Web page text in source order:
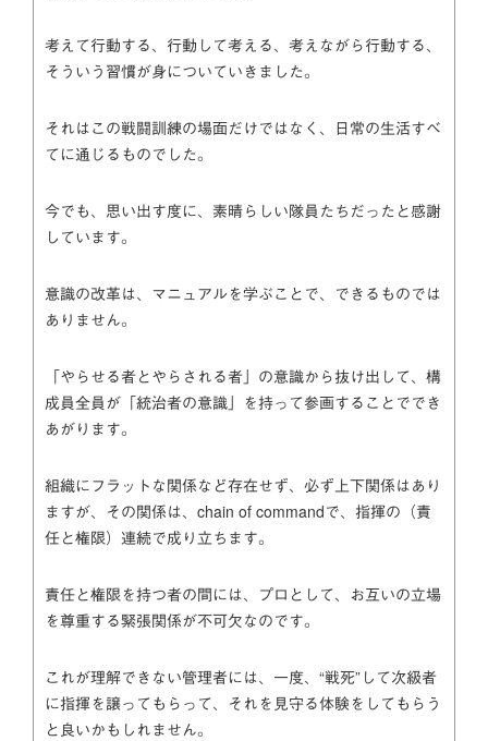
考えて行動する、行動して考える、考えながら行動する、
そういう習慣が身についていきました。
それはこの戦闘訓練の場面だけではなく、日常の生活すべ
てに通じるものでした。
今でも、思い出す度に、素晴らしい隊員たちだったと感謝
しています。
意識の改革は、マニュアルを学ぶことで、できるものでは
ありません。
「やらせる者とやらされる者」の意識から抜け出して、構
成員全員が「統治者の意識」を持って参画することででき
あがります。
組織にフラットな関係など存在せず、必ず上下関係はあり
ますが、その関係は、chain of commandで、指揮の（責
任と権限）連続で成り立ちます。
責任と権限を持つ者の間には、プロとして、お互いの立場
を尊重する緊張関係が不可欠なのです。
これが理解できない管理者には、一度、“戦死”して次級者
に指揮を譲ってもらって、それを見守る体験をしてもらう
と良いかもしれません。